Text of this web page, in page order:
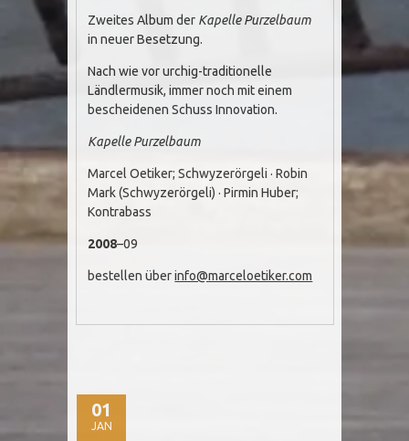
Zweites Album der Kapelle Purzelbaum
in neuer Besetzung.
Nach wie vor urchig-traditionelle
Ländlermusik, immer noch mit einem
bescheidenen Schuss Innovation.
Kapelle Purzelbaum
Marcel Oetiker; Schwyzerörgeli · Robin
Mark (Schwyzerörgeli) · Pirmin Huber;
Kontrabass
2008–09
bestellen überinfo@marceloetiker.com
01
JAN